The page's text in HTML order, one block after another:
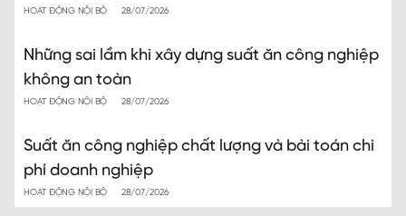
HOẠT ĐỘNG NỘI BỘ 28/07/2026
Những sai lầm khi xây dựng suất ăn công nghiệp
không an toàn
HOẠT ĐỘNG NỘI BỘ 28/07/2026
Suất ăn công nghiệp chất lượng và bài toán chi
phí doanh nghiệp
HOẠT ĐỘNG NỘI BỘ 28/07/2026